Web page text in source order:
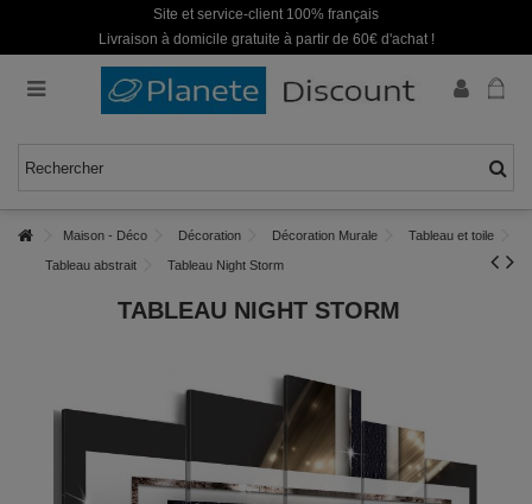
Site et service-client 100% français
Livraison à domicile gratuite à partir de 60€ d'achat !
Maison - Déco Décoration Décoration Murale Tableau et toile
Tableau abstrait Tableau Night Storm
TABLEAU NIGHT STORM